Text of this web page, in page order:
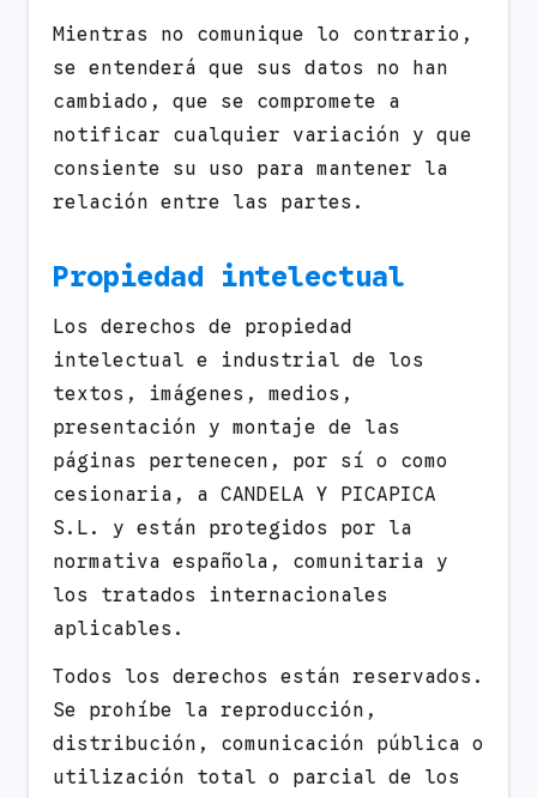
Mientras no comunique lo contrario,
se entenderá que sus datos no han
cambiado, que se compromete a
notificar cualquier variación y que
consiente su uso para mantener la
relación entre las partes.
Propiedad intelectual
Los derechos de propiedad
intelectual e industrial de los
textos, imágenes, medios,
presentación y montaje de las
páginas pertenecen, por sí o como
cesionaria, a CANDELA Y PICAPICA
S.L. y están protegidos por la
normativa española, comunitaria y
los tratados internacionales
aplicables.
Todos los derechos están reservados.
Se prohíbe la reproducción,
distribución, comunicación pública o
utilización total o parcial de los